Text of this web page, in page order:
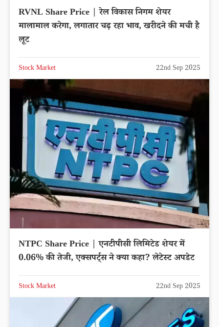
RVNL Share Price | रेल विकास निगम शेयर
मालामाल करेगा, लगातार चढ़ रहा भाव, खरीदने की मची है
लूट
Stock Market 22nd Sep 2025
NTPC Share Price | एनटीपीसी लिमिटेड शेयर में
0.06% की तेजी, एक्सपर्ट्स ने क्या कहा? लेटेस्ट अपडेट
Stock Market 22nd Sep 2025